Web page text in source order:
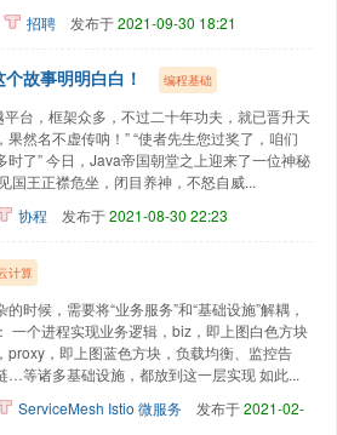
招聘 发布于2021-09-30 18:21
故事明明白白！ 编程基础
台，框架众多，不过二十年功夫，就已晋升天
然名不虚传呐！” “使者先生您过奖了，咱们
了” 今日，Java帝国朝堂之上迎来了一位神秘
国王正襟危坐，闭目养神，不怒自威...
协程 发布于2021-08-30 22:23
计算
时候，需要将“业务服务”和“基础设施”解耦，
一个进程实现业务逻辑，biz，即上图白色方块
proxy，即上图蓝色方块，负载均衡、监控告
…等诸多基础设施，都放到这一层实现 如此...
ServiceMesh Istio 微服务 发布于2021-02-